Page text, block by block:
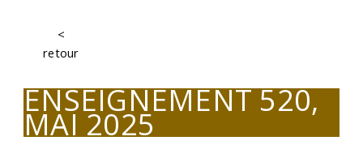
<
retour
ENSEIGNEMENT 520,
MAI 2025